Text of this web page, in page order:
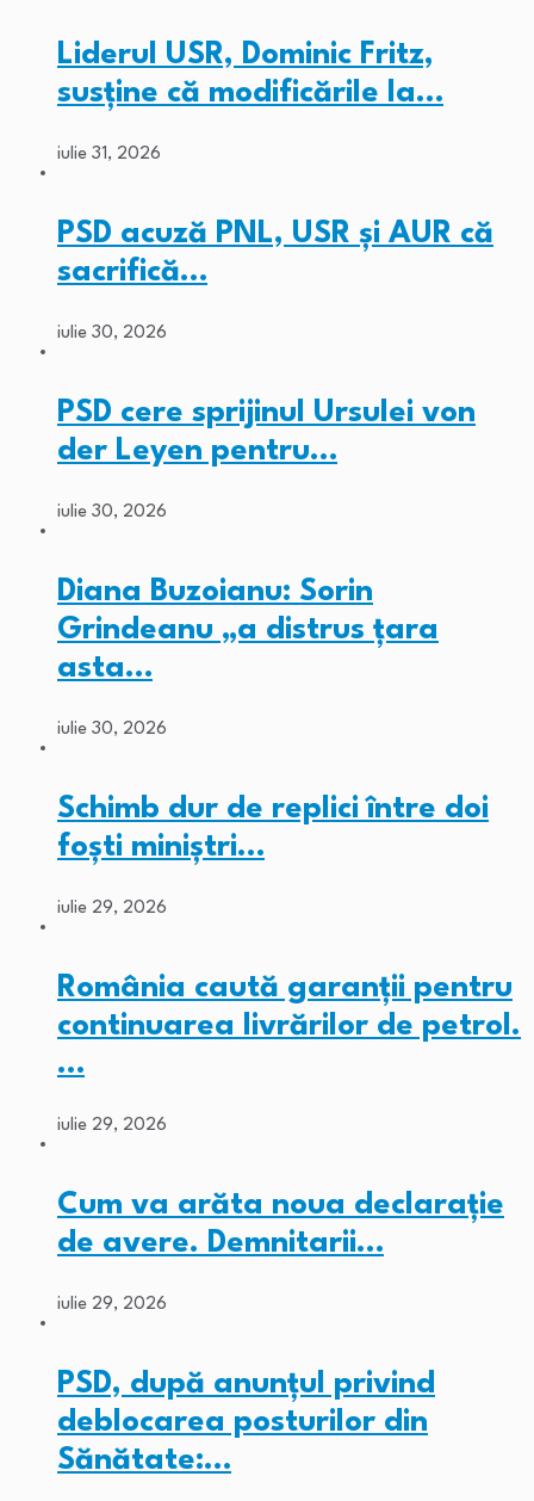
Liderul USR, Dominic Fritz,
susține că modificările la…
iulie 31, 2026
PSD acuză PNL, USR și AUR că
sacrifică…
iulie 30, 2026
PSD cere sprijinul Ursulei von
der Leyen pentru…
iulie 30, 2026
Diana Buzoianu: Sorin
Grindeanu „a distrus țara
asta…
iulie 30, 2026
Schimb dur de replici între doi
foști miniștri…
iulie 29, 2026
România caută garanții pentru
continuarea livrărilor de petrol.
…
iulie 29, 2026
Cum va arăta noua declarație
de avere. Demnitarii…
iulie 29, 2026
PSD, după anunțul privind
deblocarea posturilor din
Sănătate:…